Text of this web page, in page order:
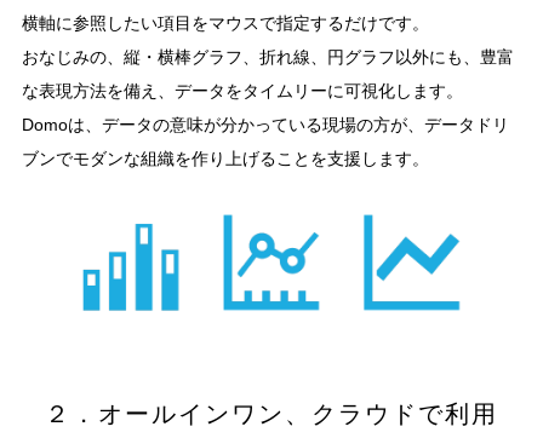
横軸に参照したい項目をマウスで指定するだけです。
おなじみの、縦・横棒グラフ、折れ線、円グラフ以外にも、豊富
な表現方法を備え、データをタイムリーに可視化します。
Domoは、データの意味が分かっている現場の方が、データドリ
ブンでモダンな組織を作り上げることを支援します。
２．オールインワン、クラウドで利用